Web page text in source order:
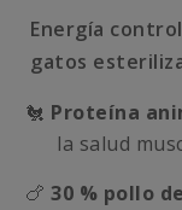
Energía
gatos
🐔 Proteína
la salud
🍗 30 % pollo